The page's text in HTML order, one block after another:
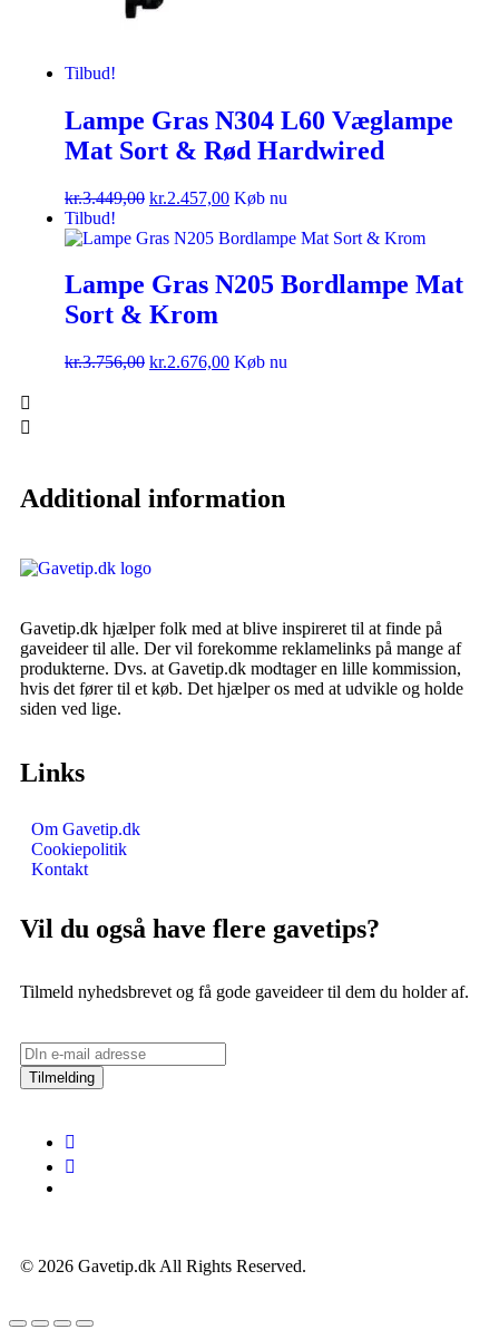
Tilbud!
Lampe Gras N304 L60 Væglampe
Mat Sort & Rød Hardwired
kr.3.449,00 kr.2.457,00 Køb nu
Tilbud!
Lampe Gras N205 Bordlampe Mat
Sort & Krom
kr.3.756,00 kr.2.676,00 Køb nu
Additional information
Gavetip.dk hjælper folk med at blive inspireret til at finde på
gaveideer til alle. Der vil forekomme reklamelinks på mange af
produkterne. Dvs. at Gavetip.dk modtager en lille kommission,
hvis det fører til et køb. Det hjælper os med at udvikle og holde
siden ved lige.
Links
Om Gavetip.dk
Cookiepolitik
Kontakt
Vil du også have flere gavetips?
Tilmeld nyhedsbrevet og få gode gaveideer til dem du holder af.
Tilmelding
© 2026 Gavetip.dk All Rights Reserved.